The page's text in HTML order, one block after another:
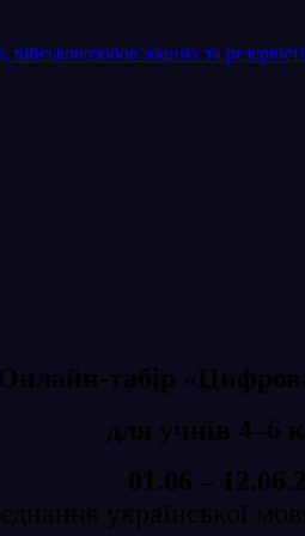
та
Онлайн-табір
для учнів 4–6
01.06 –
української